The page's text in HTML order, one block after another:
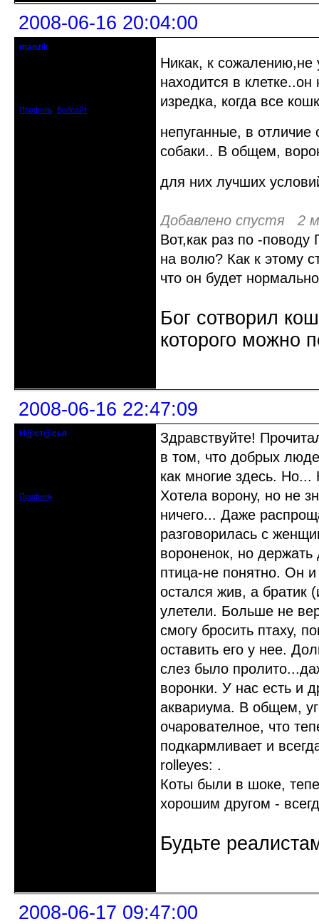
2008-06-16 20:04:00
manzik
Профиль Вебсайт
Никак, к сожалению,не
находится в
изредка, когда все
непуганные, в
собаки.. В общем,
для них лучших
Добавлено спустя 2
Вот,как раз по -поводу
на волю? Как к этому
что он будет
Бог сотворил
которого можно
2008-06-16 22:47:09
Н@ст@сья
Профиль
Здравствуйте!
в том, что добрых
как многие здесь.
Хотела ворону, но не
ничего... Даже
разговорилась с
вороненок, но
птица-не понятно. Он
остался жив, а братик
улетели. Больше не
смогу бросить птаху,
оставить его у нее.
слез было
воронки. У нас есть и
аквариума. В общем,
очарователное, что
подкармливает и
rolleyes: .
Коты были в шоке,
хорошим другом -
Будьте
2008-06-17 09:47:00